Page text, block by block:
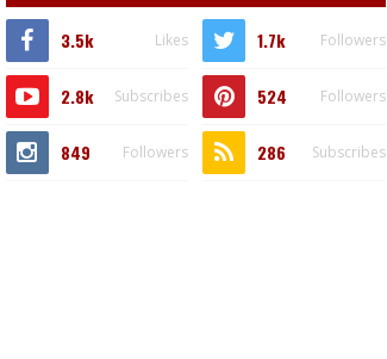
3.5k Likes 1.7k Followers
2.8k Subscribes 524 Followers
849 Followers 286 Subscribes